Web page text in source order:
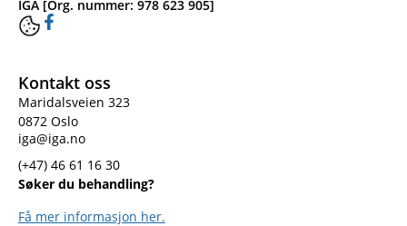
IGA [Org. nummer: 978 623 905]
Kontakt oss
Maridalsveien 323
0872 Oslo
iga@iga.no
(+47) 46 61 16 30
Søker du behandling?
Få mer informasjon her.